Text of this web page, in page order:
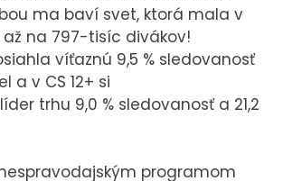
ma baví svet, ktorá mala v
až na 797-tisíc divákov!
víťaznú 9,5 % sledovanosť
a v CS 12+ si
trhu 9,0 % sledovanosť a 21,2
programom